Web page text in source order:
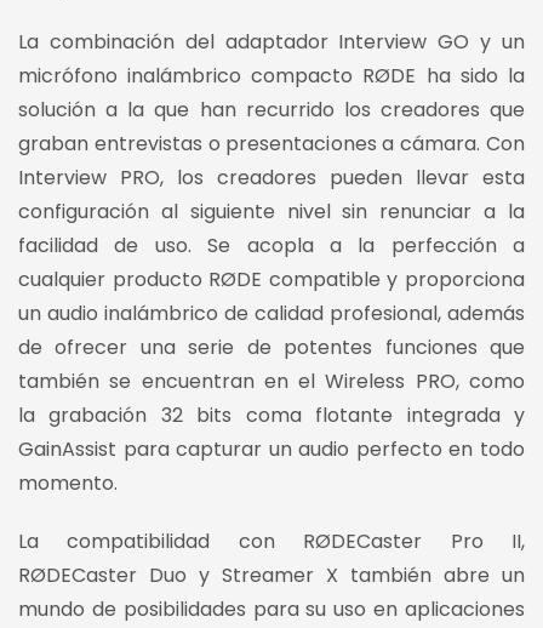
La combinación del adaptador Interview GO y un
micrófono inalámbrico compacto RØDE ha sido la
solución a la que han recurrido los creadores que
graban entrevistas o presentaciones a cámara. Con
Interview PRO, los creadores pueden llevar esta
configuración al siguiente nivel sin renunciar a la
facilidad de uso. Se acopla a la perfección a
cualquier producto RØDE compatible y proporciona
un audio inalámbrico de calidad profesional, además
de ofrecer una serie de potentes funciones que
también se encuentran en el Wireless PRO, como
la grabación 32 bits coma flotante integrada y
GainAssist para capturar un audio perfecto en todo
momento.
La compatibilidad con RØDECaster Pro II,
RØDECaster Duo y Streamer X también abre un
mundo de posibilidades para su uso en aplicaciones